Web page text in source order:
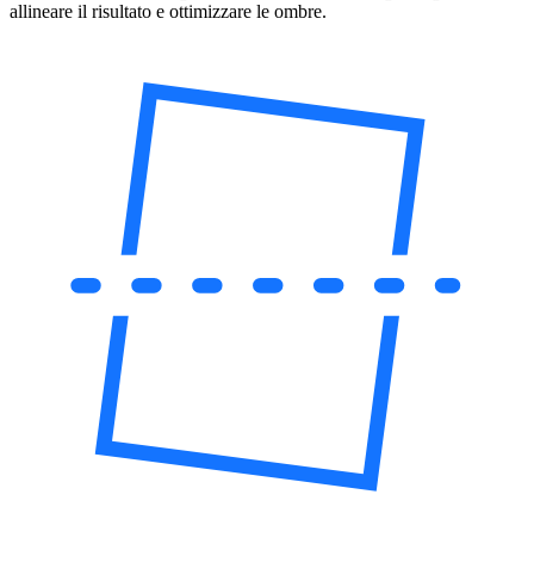
allineare il risultato e ottimizzare le ombre.